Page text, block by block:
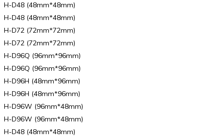
H-D48 (48mm*48mm)
H-D48 (48mm*48mm)
H-D72 (72mm*72mm)
H-D72 (72mm*72mm)
H-D96Q (96mm*96mm)
H-D96Q (96mm*96mm)
H-D96H (48mm*96mm)
H-D96H (48mm*96mm)
H-D96W (96mm*48mm)
H-D96W (96mm*48mm)
H-D48 (48mm*48mm)